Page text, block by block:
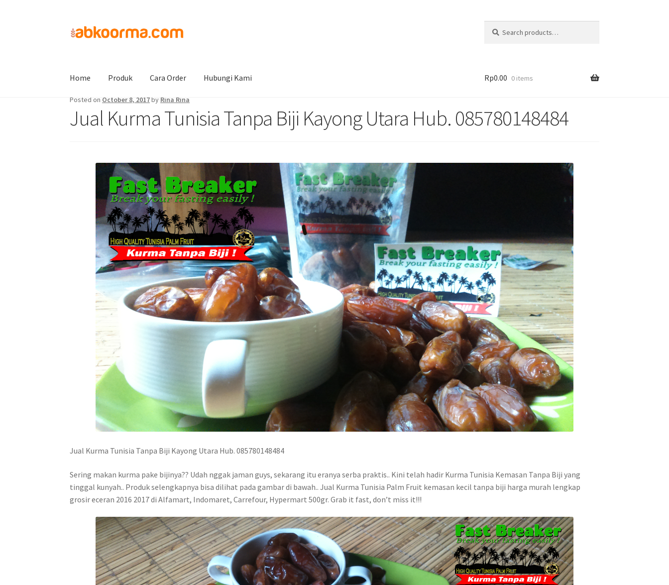
Home Produk Cara Order Hubungi Kami Rp0.00 0 items
Posted on October 8, 2017by Rina Rina
Jual Kurma Tunisia Tanpa Biji Kayong Utara Hub. 085780148484
Jual Kurma Tunisia Tanpa Biji Kayong Utara Hub. 085780148484
Sering makan kurma pake bijinya?? Udah nggak jaman guys, sekarang itu eranya serba praktis.. Kini telah hadir Kurma Tunisia Kemasan Tanpa Biji yang
tinggal kunyah.. Produk selengkapnya bisa dilihat pada gambar di bawah.. Jual Kurma Tunisia Palm Fruit kemasan kecil tanpa biji harga murah lengkap
grosir eceran 2016 2017 di Alfamart, Indomaret, Carrefour, Hypermart 500gr. Grab it fast, don’t miss it!!!